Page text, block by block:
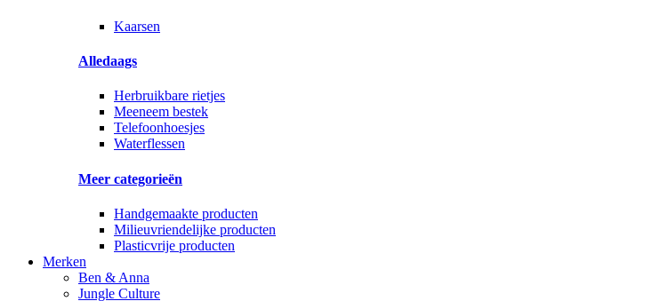
Kaarsen
Alledaags
Herbruikbare rietjes
Meeneem bestek
Telefoonhoesjes
Waterflessen
Meer categorieën
Handgemaakte producten
Milieuvriendelijke producten
Plasticvrije producten
Merken
Ben & Anna
Jungle Culture